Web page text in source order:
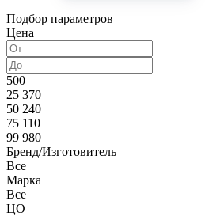
По возрастанию
По популярности
Подбор параметров
Цена
500
25 370
50 240
75 110
99 980
Бренд/Изготовитель
Все
Марка
Все
ЦО